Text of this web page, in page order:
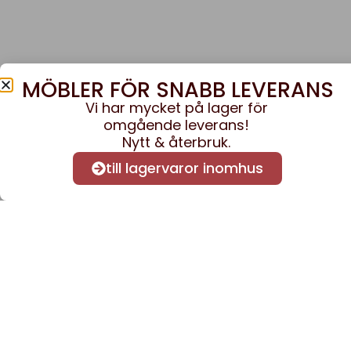
MÖBLER FÖR SNABB LEVERANS
Vi har mycket på lager för
omgående leverans!
Nytt & återbruk.
till lagervaror inomhus